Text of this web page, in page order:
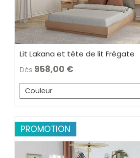
Lit Lakana et tête de lit Frégate
Dès 958,00
Couleur
PROMOTION